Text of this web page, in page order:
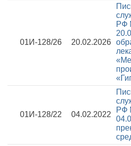
01И-128/26 20.02.2026
РФ
01И-128/22 04.02.2022
РФ